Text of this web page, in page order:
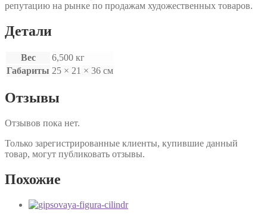
репутацию на рынке по продажам художественных товаров.
Детали
Вес
6,500 кг
Габариты 25 × 21 × 36 см
Отзывы
Отзывов пока нет.
Только зарегистрированные клиенты, купившие данный
товар, могут публиковать отзывы.
Похожие